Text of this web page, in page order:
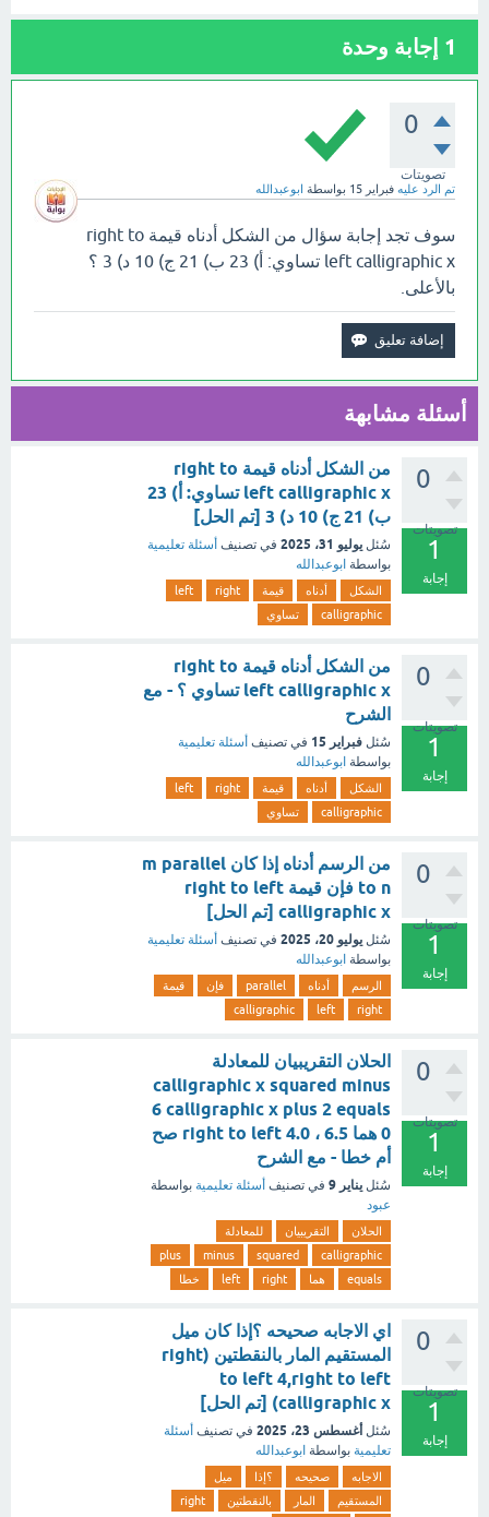
1 إجابة وحدة
0
تصويتات
تم الرد عليه فبراير 15 بواسطة ابوعبدالله
سوف تجد إجابة سؤال من الشكل أدناه قيمة right to
left calligraphic x تساوي: أ) 23 ب) 21 ج) 10 د) 3 ؟
بالأعلى.
أسئلة مشابهة
0
تصويتات
1
إجابة
من الشكل أدناه قيمة right to
left calligraphic x تساوي: أ) 23
ب) 21 ج) 10 د) 3 [تم الحل]
سُئل يوليو 31، 2025 في تصنيف أسئلة تعليمية
بواسطة ابوعبدالله
الشكل أدناه قيمة right
left
calligraphic
تساوي
0
تصويتات
1
إجابة
من الشكل أدناه قيمة right to
left calligraphic x تساوي ؟ - مع
الشرح
سُئل فبراير 15 في تصنيف أسئلة تعليمية
بواسطة ابوعبدالله
الشكل أدناه قيمة right
left
calligraphic
تساوي
0
تصويتات
1
إجابة
من الرسم أدناه إذا كان m parallel
to n فإن قيمة right to left
calligraphic x [تم الحل]
سُئل يوليو 20، 2025 في تصنيف أسئلة تعليمية
بواسطة ابوعبدالله
الرسم أدناه parallel فإن
قيمة
right
left
calligraphic
0
تصويتات
1
إجابة
الحلان التقريبيان للمعادلة
calligraphic x squared minus
6 calligraphic x plus 2 equals
0 هما right to left 4.0 ، 6.5 صح
أم خطا - مع الشرح
سُئل يناير 9 في تصنيف أسئلة تعليمية بواسطة
عبود
الحلان التقريبيان
للمعادلة
calligraphic
squared
minus
plus
equals
هما right
left خطا
0
تصويتات
1
إجابة
اي الاجابه صحيحه ؟إذا كان ميل
المستقيم المار بالنقطتين (right
to left 4,right to left
calligraphic x) [تم الحل]
سُئل أغسطس 23، 2025 في تصنيف أسئلة
تعليمية بواسطة ابوعبدالله
الاجابه صحيحه ؟إذا
ميل
المستقيم
المار بالنقطتين
right